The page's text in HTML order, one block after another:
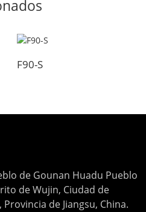
F90-S
de Gounan Huadu Pueblo
de Wujin, Ciudad de
Provincia de Jiangsu, China.